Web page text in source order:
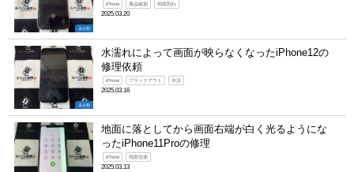
未分類
iPhone 液晶破損 画面割れ
2025.03.20
未分類
水濡れによって画面が映らなくなったiPhone12の
修理依頼
iPhone ブラックアウト 水没
2025.03.16
地面に落としてから画面右端が白く光るようにな
ったiPhone11Proの修理
iPhone 画面交換
2025.03.13